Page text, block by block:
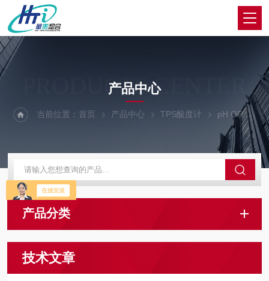
PRODUCTS CENTER
产品中心
当前位置：首页 产品中心 TPS酸度计 pH ORP 电导率 溶解氧 温度一体机
产品分类
技术文章